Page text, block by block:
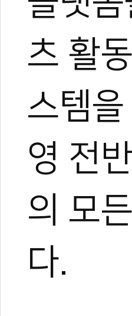
츠 활
스템
영 전
의 모
다.